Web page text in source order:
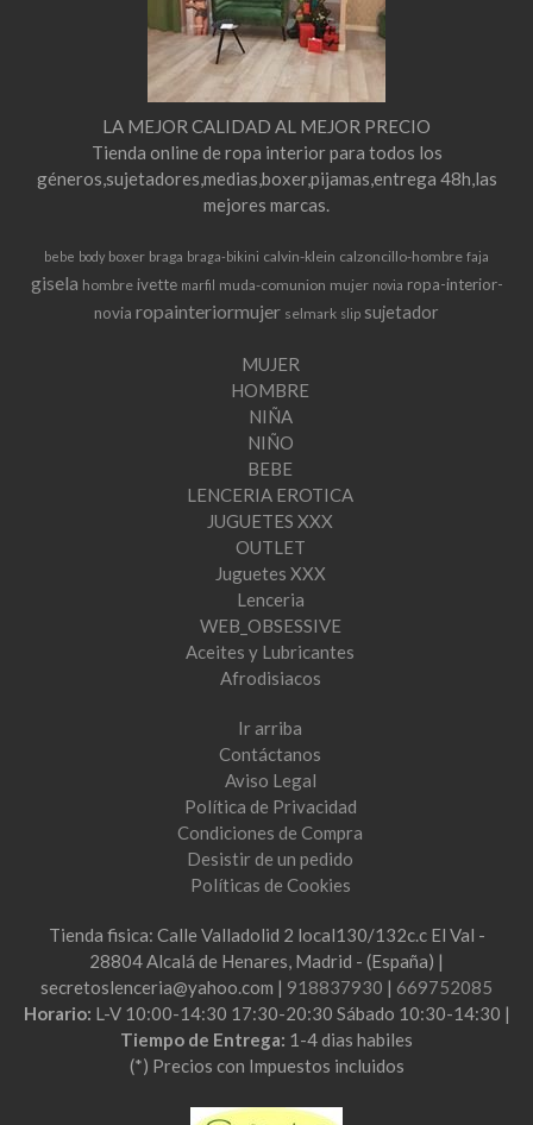
LA MEJOR CALIDAD AL MEJOR PRECIO
Tienda online de ropa interior para todos los
géneros,sujetadores,medias,boxer,pijamas,entrega 48h,las
mejores marcas.
bebe body boxer braga braga-bikini calvin-klein calzoncillo-hombre faja
gisela hombre ivette marfil muda-comunion mujer novia ropa-interior-
novia ropainteriormujer selmark slip sujetador
MUJER
HOMBRE
NIÑA
NIÑO
BEBE
LENCERIA EROTICA
JUGUETES XXX
OUTLET
Juguetes XXX
Lenceria
WEB_OBSESSIVE
Aceites y Lubricantes
Afrodisiacos
Ir arriba
Contáctanos
Aviso Legal
Política de Privacidad
Condiciones de Compra
Desistir de un pedido
Políticas de Cookies
Tienda fisica: Calle Valladolid 2 local130/132c.c El Val -
28804 Alcalá de Henares, Madrid - (España) |
secretoslenceria@yahoo.com | 918837930 | 669752085
Horario: L-V 10:00-14:30 17:30-20:30 Sábado 10:30-14:30 |
Tiempo de Entrega: 1-4 dias habiles
(*) Precios con Impuestos incluidos